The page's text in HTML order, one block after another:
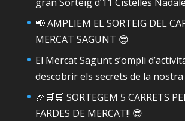
📢 AMPLIEM EL SORTEIG DEL
MERCAT SAGUNT 😎
El Mercat Sagunt s’ompli
descobrir els secrets de la
🎉🛒🛒 SORTEGEM 5 CARRETS
FARDES DE MERCAT!! 😎